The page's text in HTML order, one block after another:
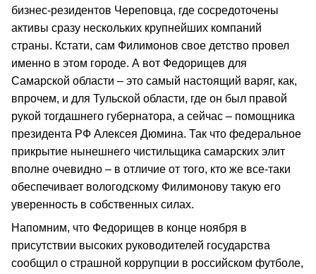
бизнес-резидентов Череповца, где сосредоточены
активы сразу нескольких крупнейших компаний
страны. Кстати, сам Филимонов свое детство провел
именно в этом городе. А вот Федорищев для
Самарской области – это самый настоящий варяг, как,
впрочем, и для Тульской области, где он был правой
рукой тогдашнего губернатора, а сейчас – помощника
президента РФ Алексея Дюмина. Так что федеральное
прикрытие нынешнего чистильщика самарских элит
вполне очевидно – в отличие от того, кто же все-таки
обеспечивает вологодскому Филимонову такую его
уверенность в собственных силах.
Напомним, что Федорищев в конце ноября в
присутствии высоких руководителей государства
сообщил о страшной коррупции в российском футболе,